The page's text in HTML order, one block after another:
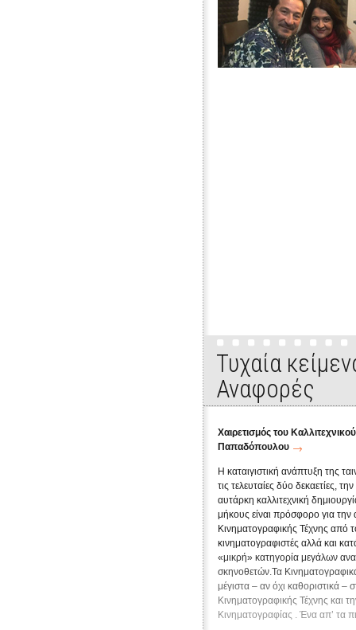
Εκπομπή 1η: "Έλα να σου πω". Συνέντευξη
Τυχαία
Αναφορές
Χαιρετισμός του
Παπαδόπουλου
Η καταιγιστική ανάπτυξη της
τις τελευταίες δύο δεκαετίες,
αυτάρκη καλλιτεχνική
μήκους είναι πρόσφορο για την
Κινηματογραφικής Τέχνης από
κινηματογραφιστές αλλά και
«μικρή» κατηγορία μεγάλων
σκηνοθετών.Τα
μέγιστα – αν όχι καθοριστικά –
Κινηματογραφικής Τέχνης και
Κινηματογραφίας . Ένα απ’ τα